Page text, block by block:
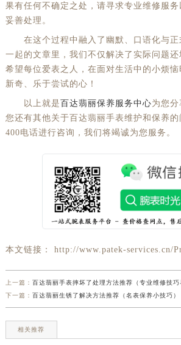
果有任何不确定之处，请寻求专业维修服务
妥善处理。
在这个过程中融入了幽默、口语化与正
一起的文章里，我们不仅解决了实际问题还
希望每位爱表之人，在面对生活中的小烦
新奇、乐于尝试的心！
以上就是百达翡丽保养服务中心为您
您还有其他关于百达翡丽手表维护和保养
400电话进行咨询，我们将竭诚为您服务。
本文链接： http://www.patek-services.cn/
上一篇： 百达翡丽手表摔坏了处理方法推荐（专业维修技巧
下一篇： 百达翡丽生锈了解决方法推荐（名表保养小技巧）
相关推荐